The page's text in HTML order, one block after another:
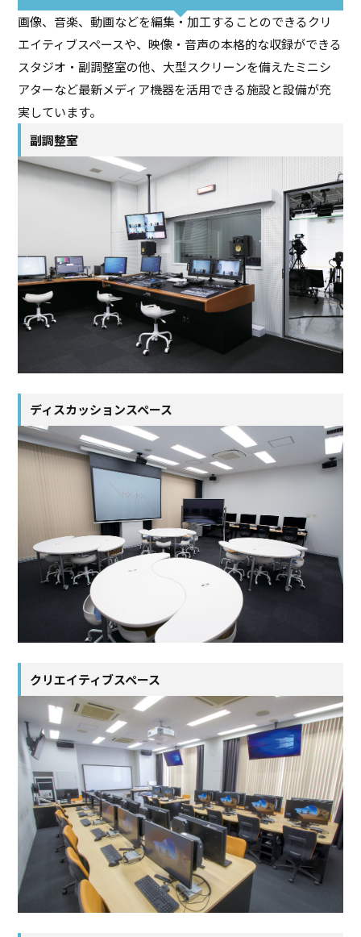
画像、音楽、動画などを編集・加工することのできるクリ
エイティブスペースや、映像・音声の本格的な収録ができる
スタジオ・副調整室の他、大型スクリーンを備えたミニシ
アターなど最新メディア機器を活用できる施設と設備が充
実しています。
副調整室
ディスカッションスペース
クリエイティブスペース